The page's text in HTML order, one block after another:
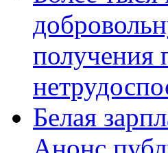
получения
Белая